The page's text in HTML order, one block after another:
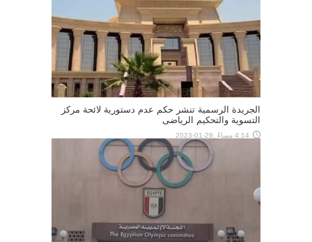
الجريدة الرسمية تنشر حكم عدم دستورية لائحة مركز
التسوية والتحكيم الرياضى
4:14 مساءً ,29-01-2023